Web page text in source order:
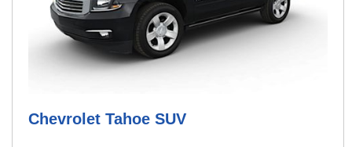
Chevrolet Tahoe SUV